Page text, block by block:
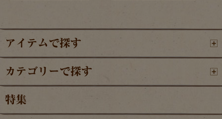
アイテムで探す
カテゴリーで探す
特集